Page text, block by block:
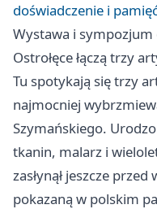
doświadczenie i
Wystawa i sympozjum
Ostrołęce łączą trzy
Tu spotykają się trzy
najmocniej
Szymańskiego.
tkanin, malarz i
zasłynął jeszcze
pokazaną w polskim